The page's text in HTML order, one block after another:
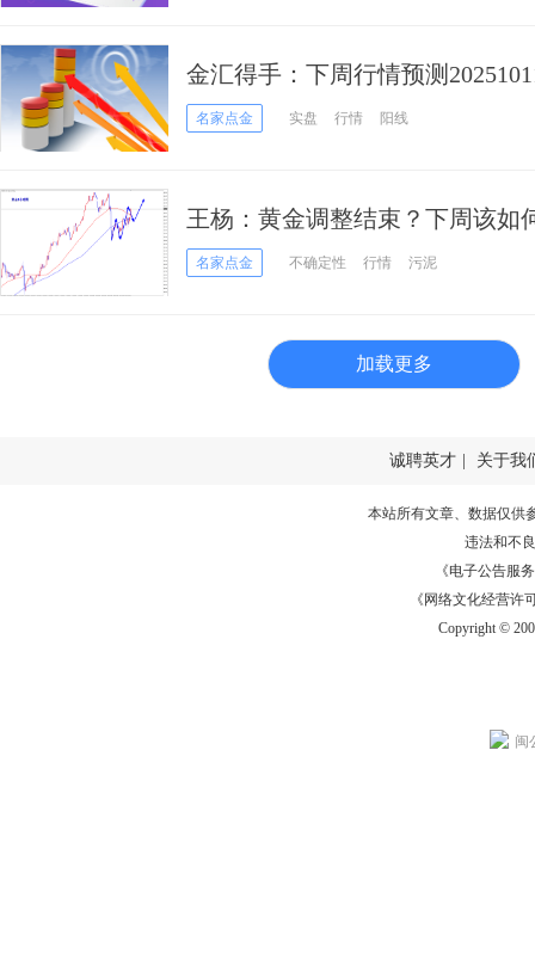
金汇得手：下周行情预测
名家点金 实盘 行情 阳线
王杨：黄金调整结束？下周该如
名家点金 不确定性 行情 污泥
加载更多
诚聘英才 关于我
本站所有文章、数据仅供
违法和不
《电子公告服务
《网络文化经营许
Copyright ©
闽